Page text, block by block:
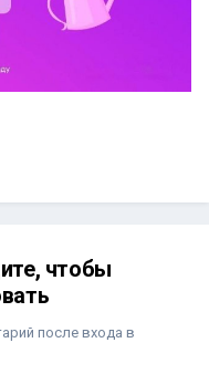
чтобы
после входа в